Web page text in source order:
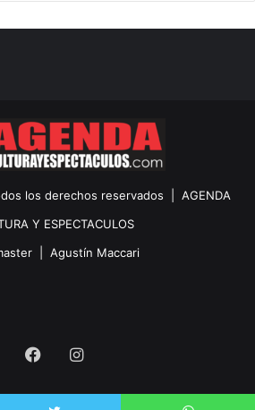
los derechos reservados | AGENDA
Y ESPECTACULOS
| Agustín Maccari